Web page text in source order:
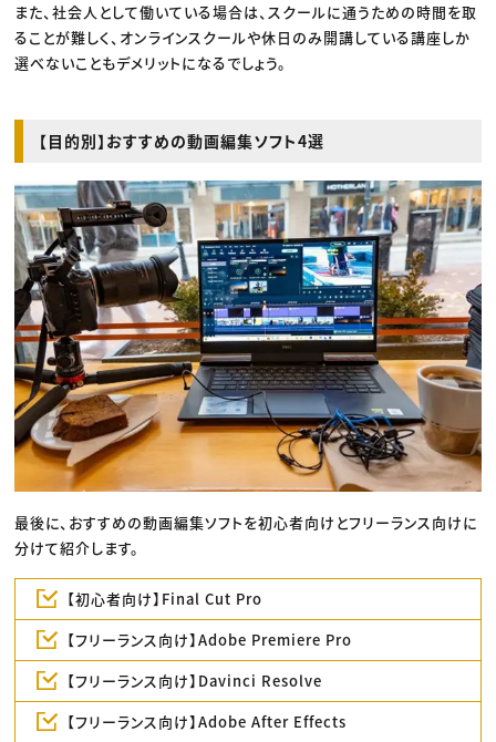
また、社会人として働いている場合は、スクールに通うための時間を取
ることが難しく、オンラインスクールや休日のみ開講している講座しか
選べないこともデメリットになるでしょう。
【目的別】おすすめの動画編集ソフト4選
最後に、おすすめの動画編集ソフトを初心者向けとフリーランス向けに
分けて紹介します。
【初心者向け】Final Cut Pro
【フリーランス向け】Adobe Premiere Pro
【フリーランス向け】Davinci Resolve
【フリーランス向け】Adobe After Effects